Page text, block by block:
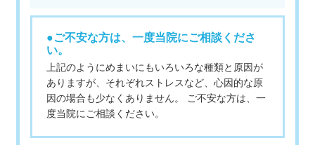
●ご不安な方は、一度当院にご相談くださ
い。
上記のようにめまいにもいろいろな種類と原因が
ありますが、それぞれストレスなど、心因的な原
因の場合も少なくありません。 ご不安な方は、一
度当院にご相談ください。